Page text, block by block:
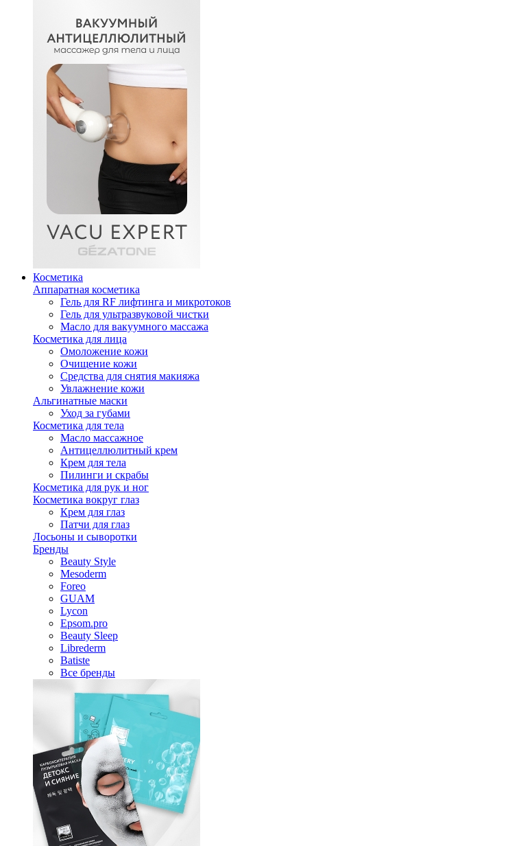
Косметика
Аппаратная косметика
Гель для RF лифтинга и микротоков
Гель для ультразвуковой чистки
Масло для вакуумного массажа
Косметика для лица
Омоложение кожи
Очищение кожи
Средства для снятия макияжа
Увлажнение кожи
Альгинатные маски
Уход за губами
Косметика для тела
Масло массажное
Антицеллюлитный крем
Крем для тела
Пилинги и скрабы
Косметика для рук и ног
Косметика вокруг глаз
Крем для глаз
Патчи для глаз
Лосьоны и сыворотки
Бренды
Beauty Style
Mesoderm
Foreo
GUAM
Lycon
Epsom.pro
Beauty Sleep
Librederm
Batiste
Все бренды